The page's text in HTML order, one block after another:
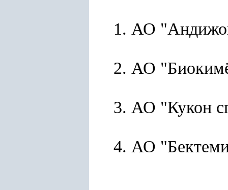
1. АО
2. АО
3. АО "Кукон
4. АО